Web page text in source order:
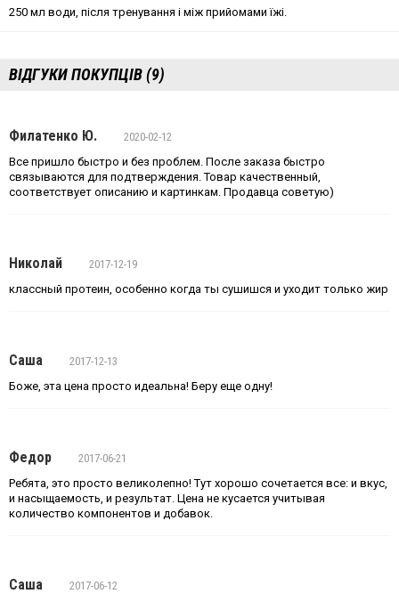
250 мл води, після тренування і між прийомами їжі.
ВІДГУКИ ПОКУПЦІВ (9)
Филатенко Ю.
2020-02-12
Все пришло быстро и без проблем. После заказа быстро
связываются для подтверждения. Товар качественный,
соответствует описанию и картинкам. Продавца советую)
Николай
2017-12-19
классный протеин, особенно когда ты сушишся и уходит только жир
Саша
2017-12-13
Боже, эта цена просто идеальна! Беру еще одну!
Федор
2017-06-21
Ребята, это просто великолепно! Тут хорошо сочетается все: и вкус,
и насыщаемость, и результат. Цена не кусается учитывая
количество компонентов и добавок.
Саша
2017-06-12